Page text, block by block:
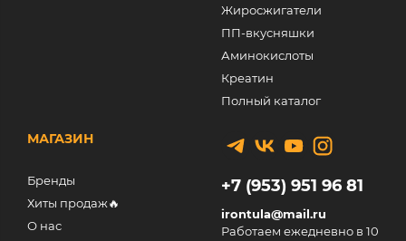
Жиросжигатели
ПП-вкусняшки
Аминокислоты
Креатин
Полный каталог
МАГАЗИН
Бренды
Хиты продаж🔥
О нас
+7 (953) 951 96 81
irontula@mail.ru
Работаем ежедневно в 10